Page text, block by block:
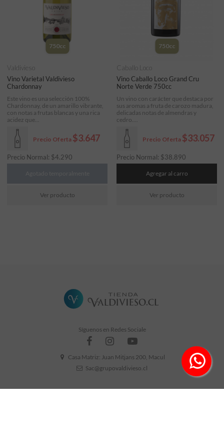
750cc
Vino Varietal Valdivieso
Chardonnay
Precio Oferta $3.647
Precio Normal: $4.290
Valdivieso
Este vino es una selección 100%
Chardonnay, de un amarillo vibrante,
con notas a frutas blancas y una rica
acidez que...
Agotado temporalmente
Ver producto
750cc
Vino Caballo Loco Grand Cru
Norte Verde 750cc
Precio Oferta $33.057
Precio Normal: $38.890
Caballo Loco
Un vino con carácter que destaca por
sus aromas a fruta de carozo madura,
delicadas notas de almendras y
cedro....
Agregar al carro
Ver producto
Síguenos en Redes Sociale
Casa Matriz: Juan Mitjans 200, Macul
Sac@grupovaldivieso.cl